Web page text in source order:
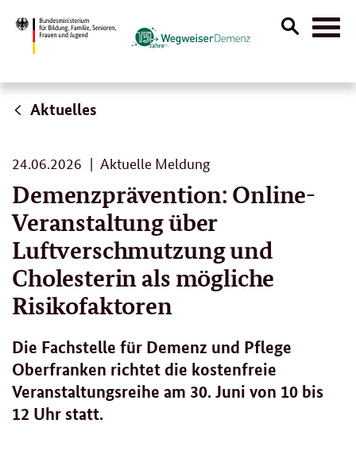
Suche
Aktuelles
Demenzprävention: Online-
Veranstaltung über
Luftverschmutzung und
Cholesterin als mögliche
Risikofaktoren
24.06.2026 24.
06.
2026
Aktuelle Meldung
Die Fachstelle für Demenz und Pflege
Oberfranken richtet die kostenfreie
Veranstaltungsreihe am 30. Juni von 10 bis
12 Uhr statt.